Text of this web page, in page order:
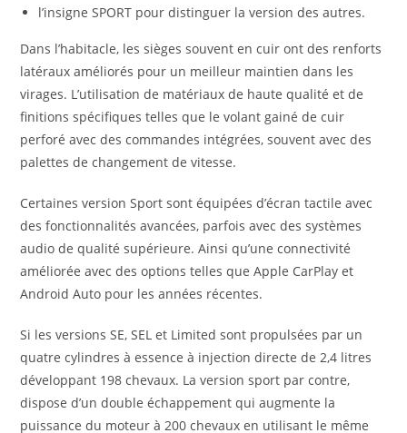
l’insigne SPORT pour distinguer la version des autres.
Dans l’habitacle, les sièges souvent en cuir ont des renforts
latéraux améliorés pour un meilleur maintien dans les
virages. L’utilisation de matériaux de haute qualité et de
finitions spécifiques telles que le volant gainé de cuir
perforé avec des commandes intégrées, souvent avec des
palettes de changement de vitesse.
Certaines version Sport sont équipées d’écran tactile avec
des fonctionnalités avancées, parfois avec des systèmes
audio de qualité supérieure. Ainsi qu’une connectivité
améliorée avec des options telles que Apple CarPlay et
Android Auto pour les années récentes.
Si les versions SE, SEL et Limited sont propulsées par un
quatre cylindres à essence à injection directe de 2,4 litres
développant 198 chevaux. La version sport par contre,
dispose d’un double échappement qui augmente la
puissance du moteur à 200 chevaux en utilisant le même